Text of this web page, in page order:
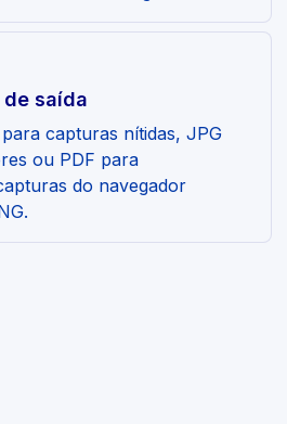
saída
capturas nítidas, JPG
ou PDF para
do navegador